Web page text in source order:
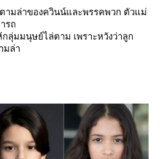
ามล่าของควินน์และพรรคพวก ตัวแม่
รถ
ลุ่มมนุษย์ไล่ตาม เพราะหวังว่าลูก
มล่า